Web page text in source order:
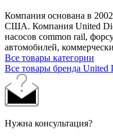
Компания основана в
США. Компания United
насосов common rail,
автомобилей,
Все товары категории
Все товары бренда United
Нужна консультация?